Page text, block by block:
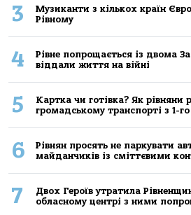
3
Музиканти з кількох країн
Рівному
4
Рівне попрощається із двома
віддали життя на війні
5
Картка чи готівка? Як рівняни
громадському транспорті з 1-
6
Рівнян просять не паркувати
майданчиків із сміттєвими
7
Двох Героїв утратила
обласному центрі з ними